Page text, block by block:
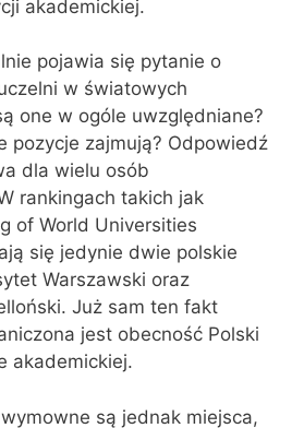
akademickiej.
pojawia się pytanie o
w światowych
one w ogóle uwzględniane?
pozycje zajmują? Odpowiedź
dla wielu osób
rankingach takich jak
of World Universities
się jedynie dwie polskie
Warszawski oraz
Już sam ten fakt
jest obecność Polski
akademickiej.
są jednak miejsca,